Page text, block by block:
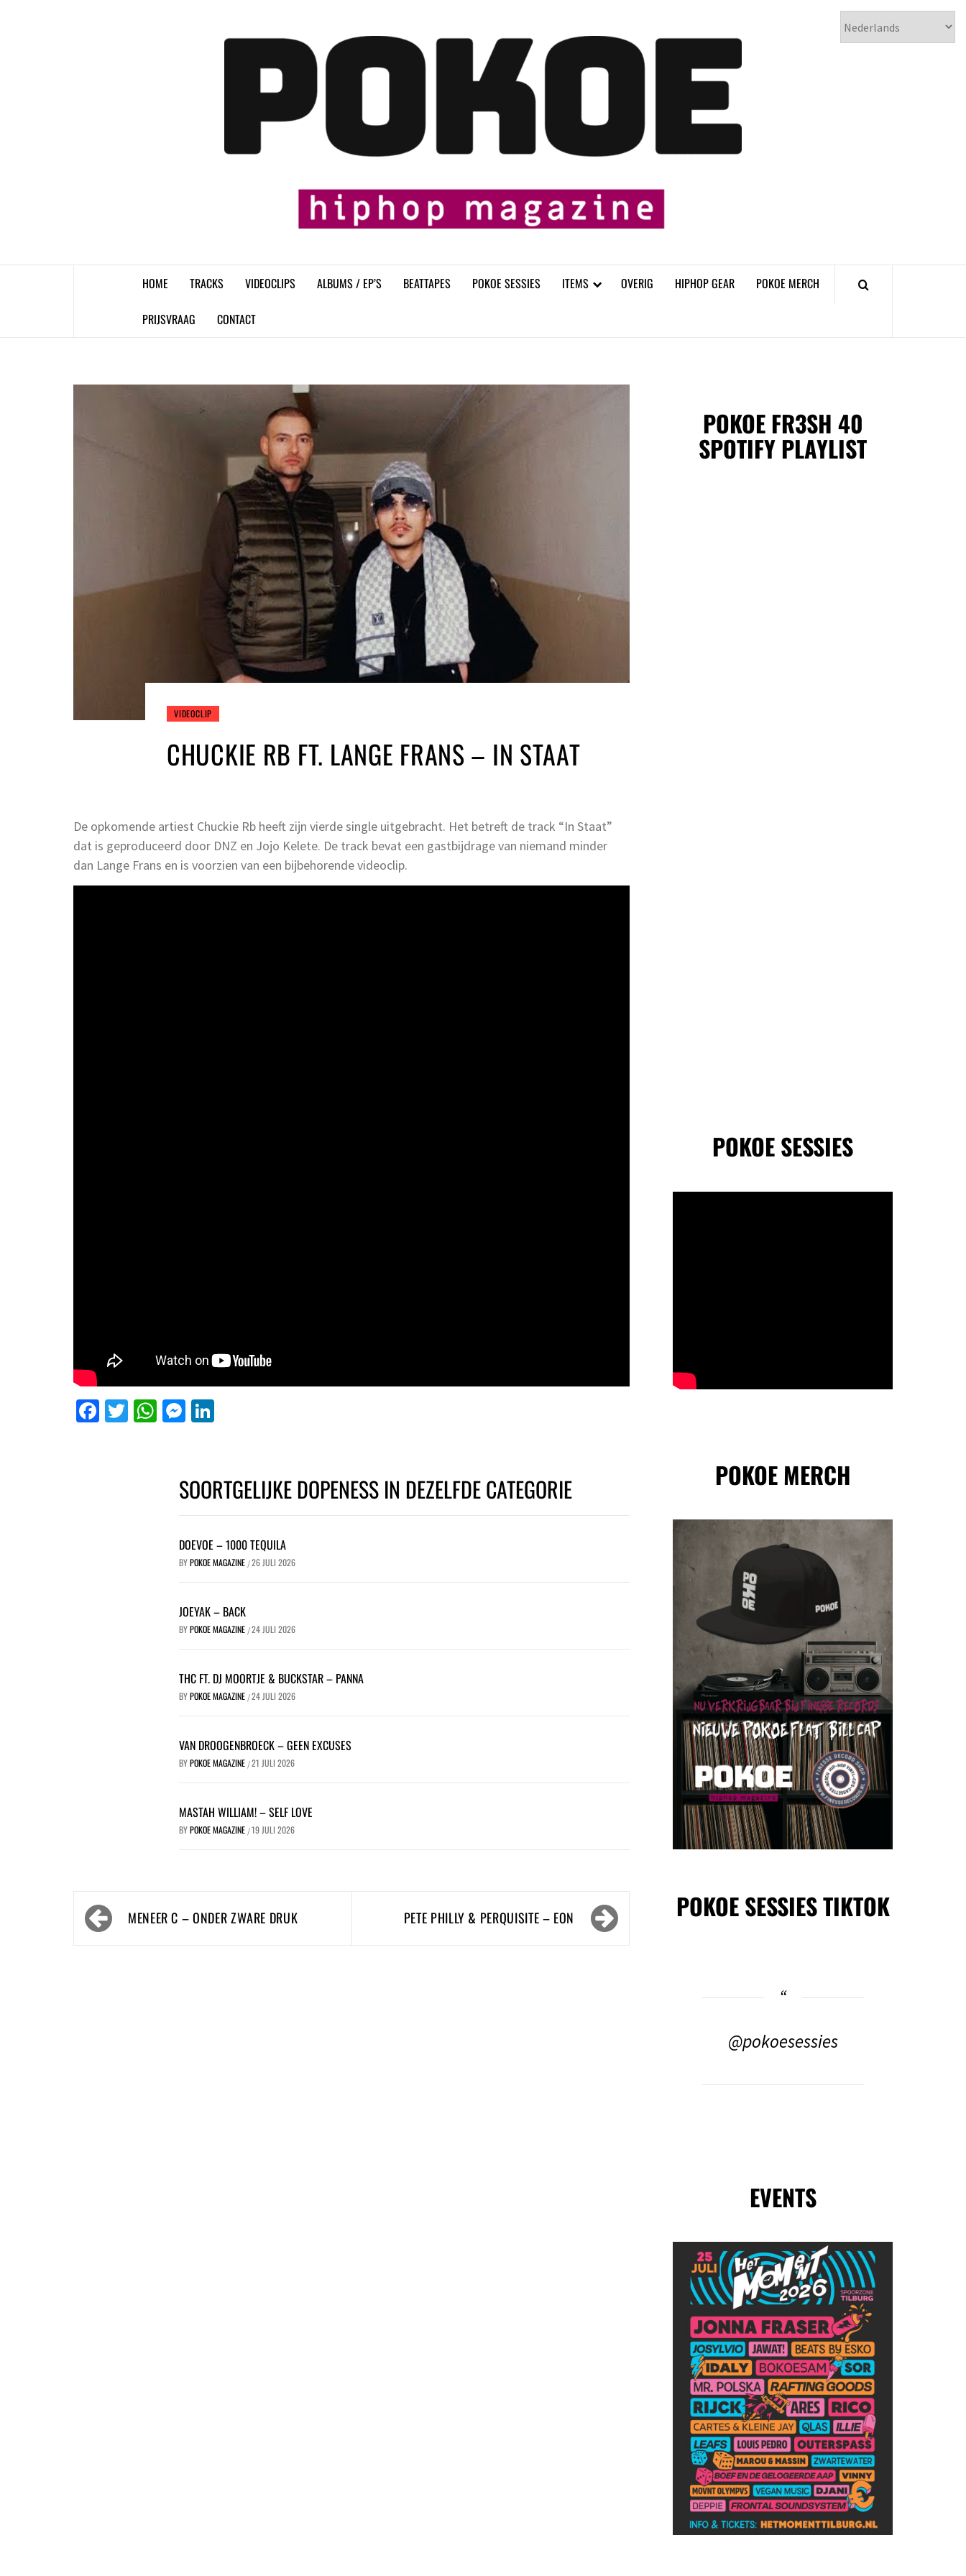
𝗣𝗢𝗞𝗢𝗘
HOME TRACKS VIDEOCLIPS ALBUMS / EP’S BEATTAPES POKOE SESSIES ITEMS OVERIG HIPHOP GEAR POKOE MERCH
PRIJSVRAAG CONTACT
VIDEOCLIP
CHUCKIE RB FT. LANGE FRANS – IN STAAT
De opkomende artiest Chuckie Rb heeft zijn vierde single uitgebracht. Het betreft de track “In Staat”
dat is geproduceerd door DNZ en Jojo Kelete. De track bevat een gastbijdrage van niemand minder
dan Lange Frans en is voorzien van een bijbehorende videoclip.
Facebook
Twitter
WhatsApp
Messenger
SOORTGELIJKE DOPENESS IN DEZELFDE CATEGORIE
DOEVOE – 1000 TEQUILA
BYPOKOE MAGAZINE /26 JULI 2026
JOEYAK – BACK
BYPOKOE MAGAZINE /24 JULI 2026
THC FT. DJ MOORTJE & BUCKSTAR – PANNA
BYPOKOE MAGAZINE /24 JULI 2026
VAN DROOGENBROECK – GEEN EXCUSES
BYPOKOE MAGAZINE /21 JULI 2026
MASTAH WILLIAM! – SELF LOVE
BYPOKOE MAGAZINE /19 JULI 2026
Bericht
navigatieMENEER C – ONDER ZWARE DRUK PETE PHILLY & PERQUISITE – EON
POKOE FR3SH 40
SPOTIFY PLAYLIST
POKOE SESSIES
POKOE MERCH
POKOE SESSIES TIKTOK
@pokoesessies
EVENTS